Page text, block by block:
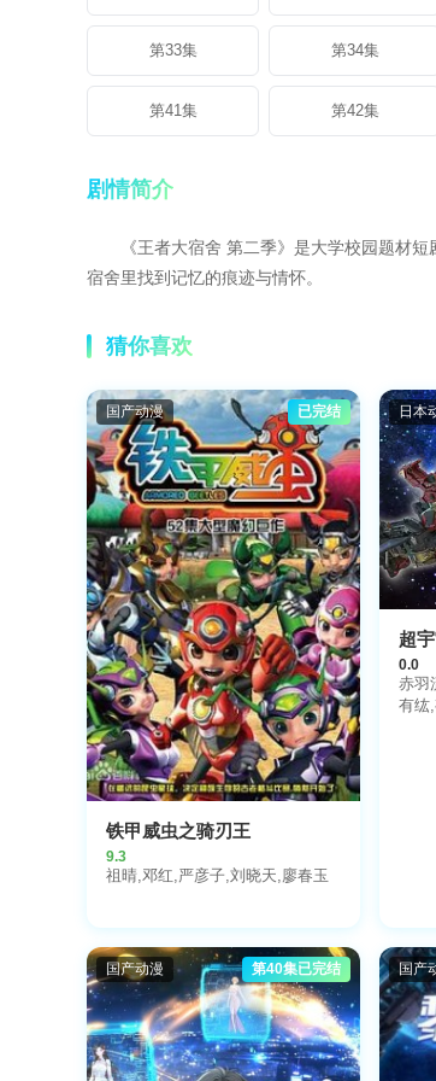
第33集 第34集
第41集 第42集
剧情简介
《王者大宿舍 第二季》是大学校园题材
宿舍里找到记忆的痕迹与情怀。
猜你喜欢
国产动漫 已完结
铁甲威虫之骑刃王
9.3
祖晴,邓红,严彦子,刘晓天,廖春玉
日本
超
0.0
赤羽
有纮
国产动漫 第40集已完结 国产